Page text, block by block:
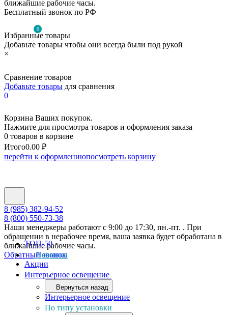
ближайшие рабочие часы.
Бесплатный звонок по РФ
0
Избранные товары
Добавьте товары чтобы они всегда были под рукой
×
Сравнение товаров
Добавьте товары для сравнения
0
Корзина Ваших покупок.
Нажмите для просмотра товаров и оформления заказа
0 товаров в корзине
Итого0.00 ₽
перейти к оформлениюпосмотреть корзину
8 (985) 382-94-52
8 (800) 550-73-38
Наши менеджеры работают с 9:00 до 17:30, пн.-пт. . При
обращении в нерабочее время, ваша заявка будет обработана в
ближайшие рабочие часы.
Обратный звонок
ТОП-50
Новинки
Акции
Интерьерное освещение
Вернуться назад
Интерьерное освещение
По типу установки